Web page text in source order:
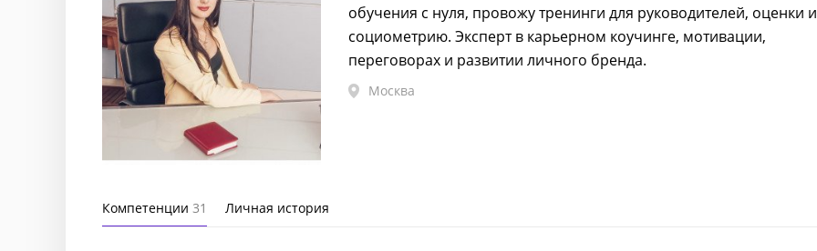
обучения с нуля, провожу тренинги для руководителей, оценки и
социометрию. Эксперт в карьерном коучинге, мотивации,
переговорах и развитии личного бренда.
Москва
Компетенции 31 Личная история